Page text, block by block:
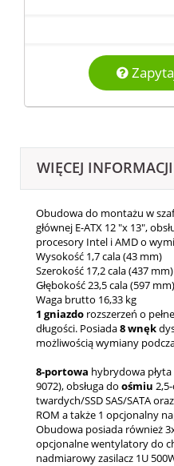
WIĘCEJ INFORMACJI
Obudowa do montażu w
głównej E-ATX 12 "x 13",
procesory Intel i AMD o
Wysokość 1,7 cala (43 mm)
Szerokość 17,2 cala (437 mm)
Głębokość 23,5 cala (597 mm)
Waga brutto 16,33 kg
1 gniazdo rozszerzeń o
długości. Posiada8 wnęk
możliwością wymiany
8-portowa hybrydowa
9072), obsługa do ośmiu
twardych/SSD SAS/SATA
ROM a także 1 opcjonalny
Obudowa posiada również
opcjonalne wentylatory do
nadmiarowy zasilacz 1U